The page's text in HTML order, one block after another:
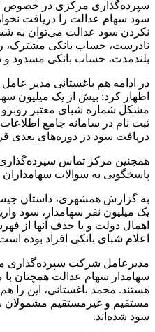
سپرده‌گذاری مرکزی در خصوص آن
سود سهام عدالت را دریافت
نکردن سود عدالت می‌توان به
نادرست، حساب بانکی مشترک،
بلندمدت، حساب بانکی مسدود
در ادامه هم باغستانی مدیر
اظهار کرد: بیش از یک میلیون
مشکل شماره شبای معتبر روبرو
دریافت سود در دوره‌های بعدی
پاسخگویی به سوالات
به گزارش همشهری، داستان
یک میلیون نفر سهامدار، سود
اهمال دولت و یا حذف آنها از
اعلام شبای بانکی افراد بوده
مدیرعامل شرکت سپرده‌گذاری
سهامدار سهام عدالت همچنان
هستند. محمد باغستانی، این را
مستقیم و غیرمستقیم
سود شده‌اند.